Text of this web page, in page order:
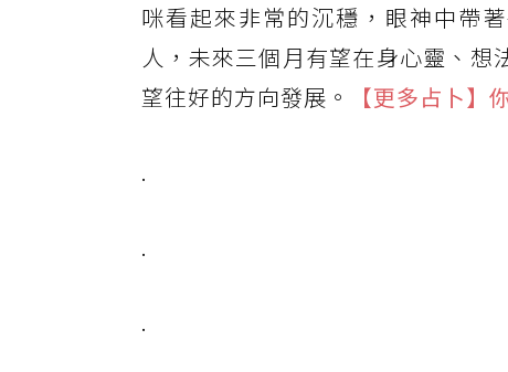
咪看起來非常的沉穩，眼神中帶
人，未來三個月有望在身心靈、
望往好的方向發展。
【更多占卜
.
.
.